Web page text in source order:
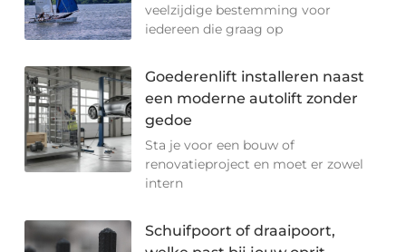
veelzijdige bestemming voor
iedereen die graag op
Goederenlift installeren naast
een moderne autolift zonder
gedoe
Sta je voor een bouw of
renovatieproject en moet er zowel
intern
Schuifpoort of draaipoort,